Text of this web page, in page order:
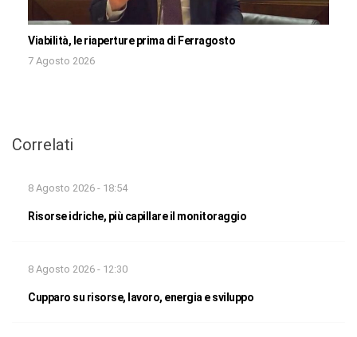
Viabilità, le riaperture prima di Ferragosto
7 Agosto 2026
Correlati
8 Agosto 2026 - 18:54
Risorse idriche, più capillare il monitoraggio
8 Agosto 2026 - 12:30
Cupparo su risorse, lavoro, energia e sviluppo